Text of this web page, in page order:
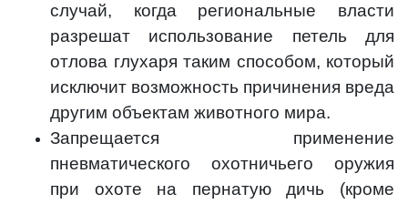
случай, когда региональные власти
разрешат использование петель для
отлова глухаря таким способом, который
исключит возможность причинения вреда
другим объектам животного мира.
Запрещается применение
пневматического охотничьего оружия
при охоте на пернатую дичь (кроме